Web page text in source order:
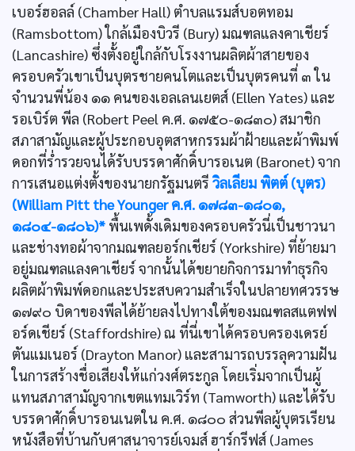
เบอร์ฮอลล์ (Chamber Hall) ตำบลแรมส์บอตทอม
(Ramsbottom) ใกล้เมืองบิวรี (Bury) มณฑลแลงคาเชียร์
(Lancashire) ซึ่งตั้งอยู่ใกล้กับโรงงานผลิตผ้าสายของ
ครอบครัวเขาเป็นบุตรชายคนโตและเป็นบุตรคนที่ ๓ ใน
จำนวนพี่น้อง ๑๑ คนของเอลเลนเยตส์ (Ellen Yates) และ
รอเบิร์ต พีล (Robert Peel ค.ศ. ๑๗๕๐-๑๘๓๐) สมาชิก
สภาสามัญและผู้ประกอบอุตสาหกรรมผ้าฝ้ายและผ้าพิมพ์
ดอกที่รํ่ารวยจนได้รับบรรดาศักดิ์บารอเนต (Baronet) จาก
การเสนอแต่งตั้งของนายกรัฐมนตรี วิลเลียม พิตต์ (บุตร)
(William Pitt the Younger ค.ศ. ๑๗๘๓-๑๘๐๑,
๑๘๐๔-๑๘๐๖)* พื้นเพดั้งเดิมของครอบครัวนี่เป็นชาวนา
และช่างทอผ้าจากมณฑลยอร์กเชียร์ (Yorkshire) ที่ย้ายมา
อยู่มณฑลแลงคาเชียร์ จากนั้นได้ขยายกิจการมาทำธุรกิจ
ผลิตผ้าพิมพ์ดอกและประสบความสำเร็จในปลายทศวรรษ
๑๗๙๐ บิดาของพีลได้ย้ายลงไปทางใต้ของมณฑลสแตฟฟ
อร์ดเชียร์ (Staffordshire) ณ ที่นี่เขาได้ครอบครองเดรย์
ตันแมเนอร์ (Drayton Manor) และสามารถบรรลุความฝัน
ในการสร้างชื่อเสียงให้แก่วงศ์ตระกูล โดยเริ่มจากเป็นผู้
แทนสภาสามัญจากเขตแทมเวิร์ท (Tamworth) และได้รับ
บรรดาศักดิ์บารอนเนตใน ค.ศ. ๑๘๐๐ ส่วนพีลผู้บุตรเรียน
หนังสือที่บ้านกับศาสนาจารย์เจมส์ ฮาร์กรีฟส์ (James